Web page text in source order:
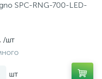
SPC-RNG-700-LED-
/шт
шт